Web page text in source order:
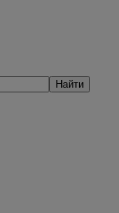
Найти